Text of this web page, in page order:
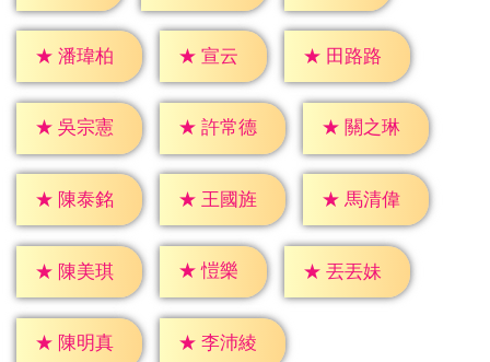
★ 潘瑋柏 ★ 宣云 ★ 田路路
★ 吳宗憲 ★ 許常德 ★ 關之琳
★ 陳泰銘 ★ 王國旌 ★ 馬清偉
★ 陳美琪 ★ 愷樂 ★ 丟丟妹
★ 陳明真 ★ 李沛綾